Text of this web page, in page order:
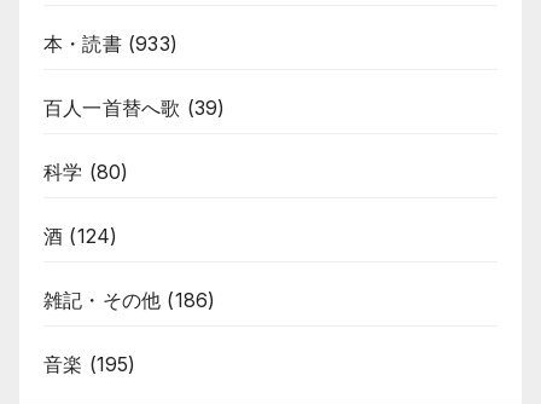
本・読書(933)
百人一首替へ歌 (39)
科学 (80)
酒 (124)
雑記・その他 (186)
音楽 (195)